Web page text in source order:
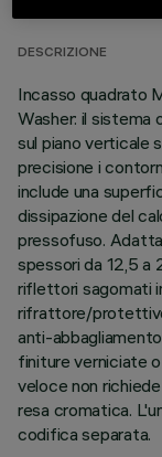
DESCRIZIONE
Incasso quadrato
Washer: il
sul piano verticale
precisione i
include una
dissipazione del
pressofuso.
spessori da 12,5 a
riflettori sagomati
rifrattore/
anti-
finiture verniciate
veloce non
resa cromatica.
codifica separata.